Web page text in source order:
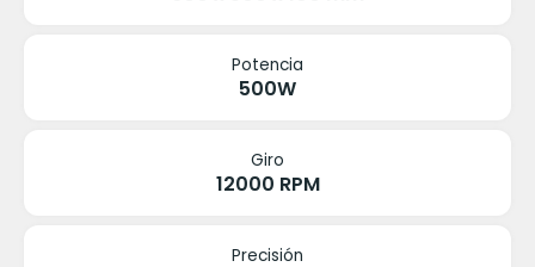
Potencia
500W
Giro
12000 RPM
Precisión